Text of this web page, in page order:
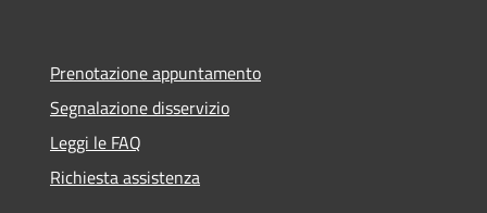
Prenotazione appuntamento
Segnalazione disservizio
Leggi le FAQ
Richiesta assistenza